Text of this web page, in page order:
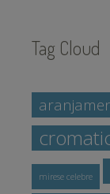
Tag Cloud
mirese celebre